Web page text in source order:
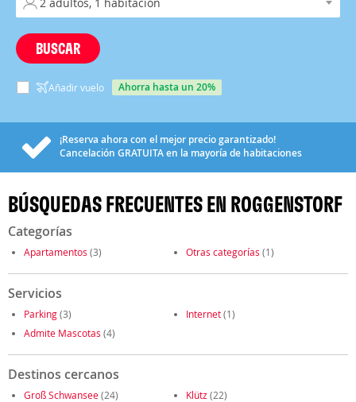
BUSCAR
Añadir vuelo ahorra hasta un 20%
¡Reserva ahora con el mejor precio garantizado!
Cancelación GRATUITAen la mayoría de habitaciones
BÚSQUEDAS FRECUENTES EN ROGGENSTORF
Categorías
Apartamentos (3) Otras categorías (1)
Servicios
Parking(3) Internet(1)
Admite Mascotas (4)
Destinos cercanos
Groß Schwansee(24) Klütz (22)